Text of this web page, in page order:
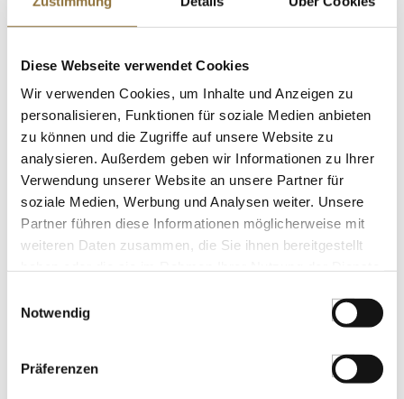
Diese Webseite verwendet Cookies
Wir verwenden Cookies, um Inhalte und Anzeigen zu
personalisieren, Funktionen für soziale Medien anbieten
zu können und die Zugriffe auf unsere Website zu
analysieren. Außerdem geben wir Informationen zu Ihrer
Verwendung unserer Website an unsere Partner für
soziale Medien, Werbung und Analysen weiter. Unsere
Partner führen diese Informationen möglicherweise mit
weiteren Daten zusammen, die Sie ihnen bereitgestellt
Notwendig
Präferenzen
LEBENSMITTELKENNZEICHNUNGEN
€ 10,30
€ 13,73/ Liter
St.
Single Malt Whisky Windspiel 10 J., Port
Cask Finish, 42 % vol., Eifel, 500 ml
Art.Nr.:68862
€ 119,80/ Liter